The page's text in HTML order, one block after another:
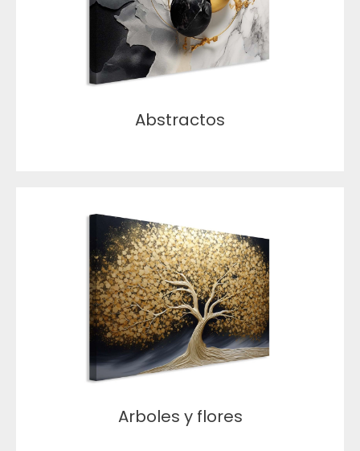
Abstractos
Arboles y flores